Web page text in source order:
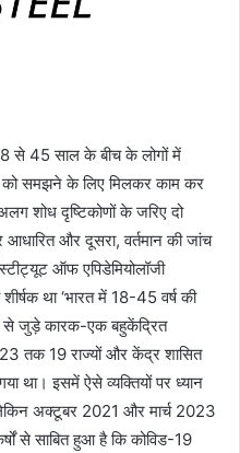
से 45 साल के बीच के लोगों में
को समझने के लिए मिलकर काम कर
शोध दृष्टिकोणों के जरिए दो
और दूसरा, वर्तमान की जांच
ऑफ एपिडेमियोलॉजी
था ‘भारत में 18-45 वर्ष की
से जुड़े कारक-एक बहुकेंद्रित
तक 19 राज्यों और केंद्र शासित
था। इसमें ऐसे व्यक्तियों पर ध्यान
अक्टूबर 2021 और मार्च 2023
से साबित हुआ है कि कोविड-19